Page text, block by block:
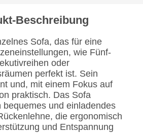
Beschreibung
Sofa, das für eine
wie Fünf-
oder
perfekt ist. Sein
und, mit einem Fokus auf
praktisch. Das Sofa
bequemes und einladendes
die ergonomisch
und Entspannung